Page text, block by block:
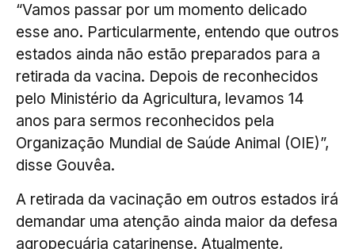
“Vamos passar por um momento delicado
esse ano. Particularmente, entendo que outros
estados ainda não estão preparados para a
retirada da vacina. Depois de reconhecidos
pelo Ministério da Agricultura, levamos 14
anos para sermos reconhecidos pela
Organização Mundial de Saúde Animal (OIE)”,
disse Gouvêa.
A retirada da vacinação em outros estados irá
demandar uma atenção ainda maior da defesa
agropecuária catarinense. Atualmente,